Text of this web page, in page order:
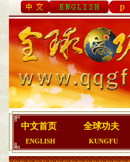
中文首页
ENGLISH
全球功夫
KUNGFU